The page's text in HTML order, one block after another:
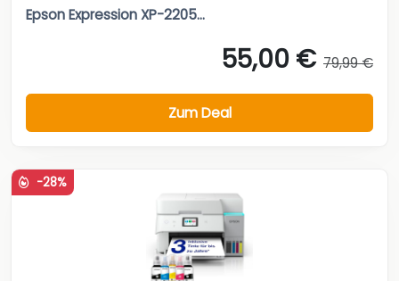
Epson Expression XP-2205...
55,00 € 79,99 €
Zum Deal
-28%